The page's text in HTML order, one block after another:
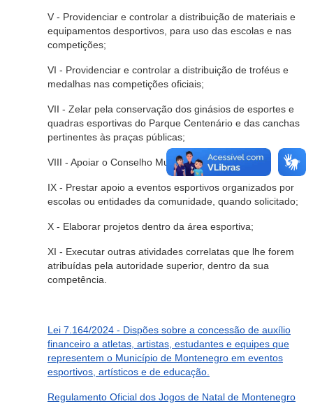
V - Providenciar e controlar a distribuição de materiais e
equipamentos desportivos, para uso das escolas e nas
competições;
VI - Providenciar e controlar a distribuição de troféus e
medalhas nas competições oficiais;
VII - Zelar pela conservação dos ginásios de esportes e
quadras esportivas do Parque Centenário e das canchas
pertinentes às praças públicas;
VIII - Apoiar o Conselho Municipal de Desporto;
IX - Prestar apoio a eventos esportivos organizados por
escolas ou entidades da comunidade, quando solicitado;
X - Elaborar projetos dentro da área esportiva;
XI - Executar outras atividades correlatas que lhe forem
atribuídas pela autoridade superior, dentro da sua
competência.
Lei 7.164/2024 - Dispões sobre a concessão de auxílio
financeiro a atletas, artistas, estudantes e equipes que
representem o Município de Montenegro em eventos
esportivos, artísticos e de educação.
Regulamento Oficial dos Jogos de Natal de Montenegro